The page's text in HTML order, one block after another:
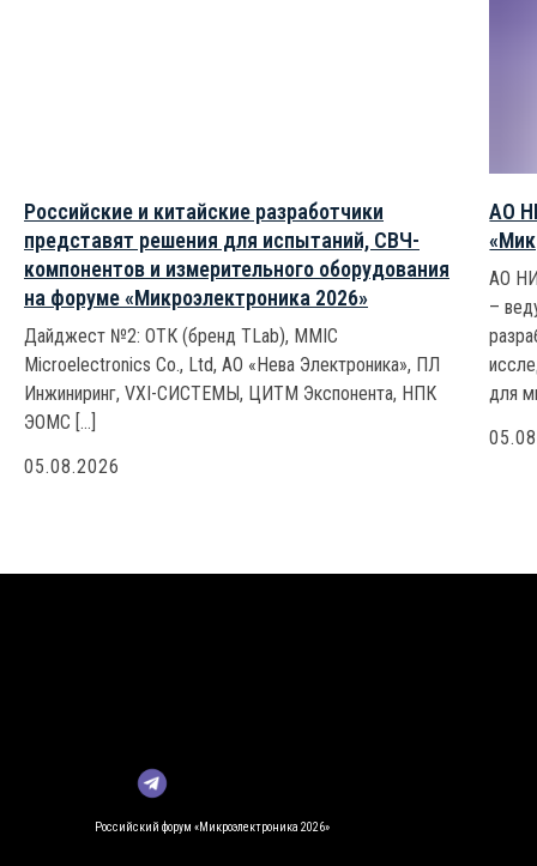
Российские и китайские разработчики
представят решения для испытаний, СВЧ-
компонентов и измерительного оборудования
на форуме «Микроэлектроника 2026»
Дайджест №2: ОТК (бренд TLab), MMIC
Microelectronics Co., Ltd, АО «Нева Электроника», ПЛ
Инжиниринг, VXI-СИСТЕМЫ, ЦИТМ Экспонента, НПК
ЭОМС […]
05.08.2026
АО
АО
–
для
Российский форум «Микроэлектроника 2026»